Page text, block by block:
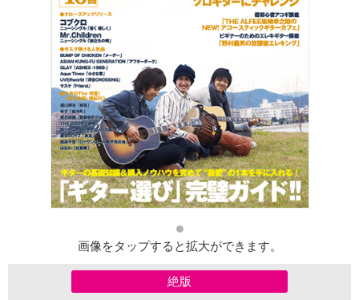
画像をタップすると拡大ができます。
絶版